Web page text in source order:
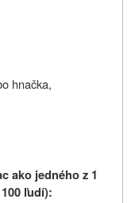
hnačka,
ako jedného z 1
ľudí):